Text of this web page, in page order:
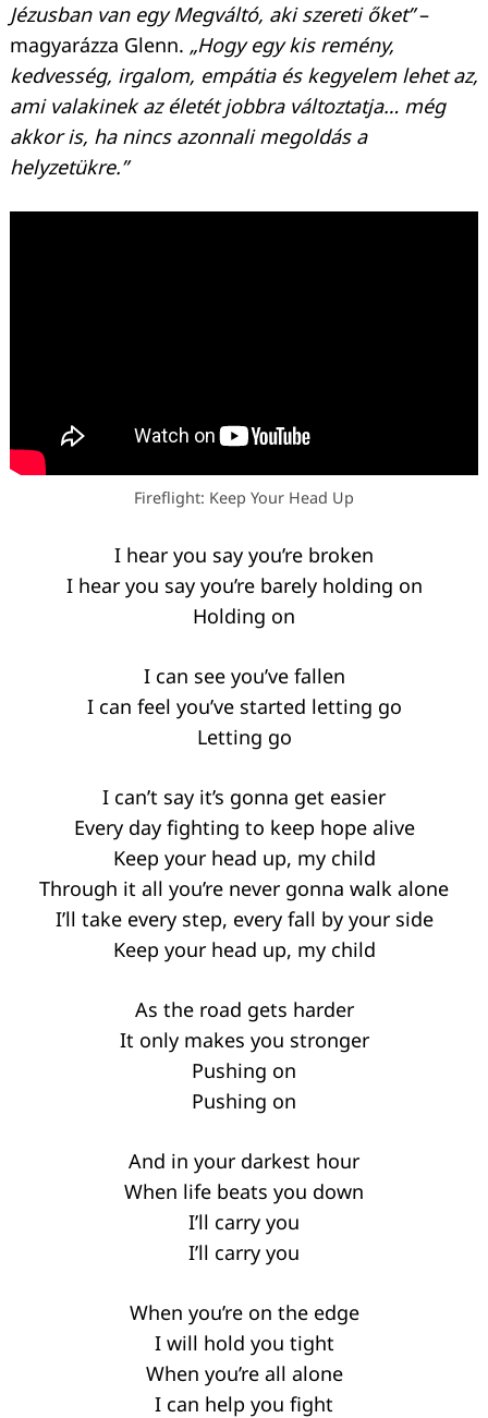
Jézusban van egy Megváltó, aki szereti őket”–
magyarázza Glenn. „Hogy egy kis remény,
kedvesség, irgalom, empátia és kegyelem lehet az,
ami valakinek az életét jobbra változtatja… még
akkor is, ha nincs azonnali megoldás a
helyzetükre.”
Fireflight: Keep Your Head Up
I hear you say you’re broken
I hear you say you’re barely holding on
Holding on
I can see you’ve fallen
I can feel you’ve started letting go
Letting go
I can’t say it’s gonna get easier
Every day fighting to keep hope alive
Keep your head up, my child
Through it all you’re never gonna walk alone
I’ll take every step, every fall by your side
Keep your head up, my child
As the road gets harder
It only makes you stronger
Pushing on
Pushing on
And in your darkest hour
When life beats you down
I’ll carry you
I’ll carry you
When you’re on the edge
I will hold you tight
When you’re all alone
I can help you fight